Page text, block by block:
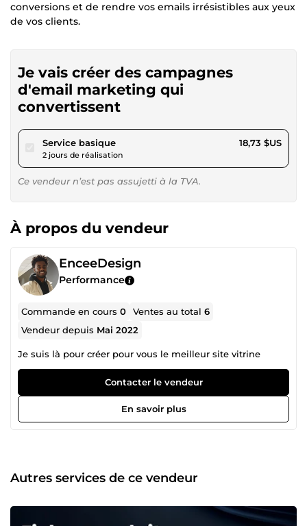
conversions et de rendre vos emails irrésistibles aux yeux
de vos clients.
Je vais créer des campagnes
d'email marketing qui
convertissent
Service basiquepour 17,26 $US
2 jours de réalisation
18,73 $US
Ce vendeur n’est pas assujetti à la TVA.
À propos du vendeur
EnceeDesign
Performance
Commande en cours0 Ventes au total6
Vendeur depuis Mai 2022
Je suis là pour créer pour vous le meilleur site vitrine
Contacter le vendeur
En savoir plus
Autres services de ce vendeur